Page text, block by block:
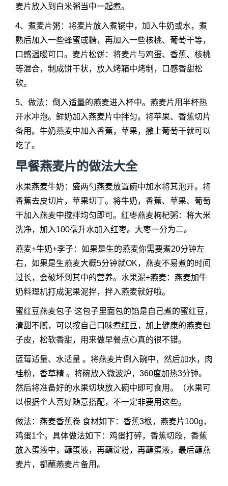
麦片放入到白米粥当中一起煮。
4、煮麦片粥：将麦片放入煮锅中，加入牛奶或水，煮
熟后加入一些蜂蜜或糖，再加入一些核桃、葡萄干等，
口感温暖可口。麦片松饼：将麦片与鸡蛋、香蕉、核桃
等混合，制成饼干状，放入烤箱中烤制，口感香甜松
软。
5、做法：倒入适量的燕麦进入杯中。燕麦片用半杯热
开水冲泡。鲜奶加入燕麦片中拌匀。将苹果、香蕉切片
备用。牛奶燕麦中加入香蕉，苹果，撒上葡萄干就可以
吃了。
早餐燕麦片的做法大全
水果燕麦牛奶：盛两勺燕麦放置碗中加水将其泡开。将
香蕉去皮切片，苹果切丁。将牛奶，香蕉、苹果、葡萄
干加入燕麦中搅拌均匀即可。红枣燕麦枸杞粥：将大米
洗净，加入100毫升水加入红枣。大枣一分为二。
燕麦+牛奶+李子：如果是生的燕麦你需要煮20分钟左
右，如果是生燕麦大概5分钟就OK，燕麦不易煮的时间
过长，会破坏到其中的营养。水果泥+燕麦：燕麦加牛
奶料理机打成泥果泥拌，拌入燕麦就好啦。
蜜红豆燕麦包子 这包子里面包的馅是自己煮的蜜红豆，
清甜不腻，可以按自己口味煮红豆，加上健康的燕麦包
子皮，松软香甜，用来做早餐点心真的很不错。
蓝莓适量、水适量 。将燕麦片倒入碗中，然后加水，肉
桂粉，香草精 。将碗放入微波炉，360度加热3分钟。
然后将准备好的水果切块放入碗中即可食用。（水果可
以根据个人喜好随意搭配，不一定非要用这些。
做法：燕麦香蕉卷 食材如下：香蕉3根，燕麦片100g，
鸡蛋1个。具体做法如下：鸡蛋打碎，香蕉切段，香蕉
放入蛋液中，蘸蛋液，再蘸淀粉，再蘸蛋液，最后蘸燕
麦片，都蘸燕麦片备用。